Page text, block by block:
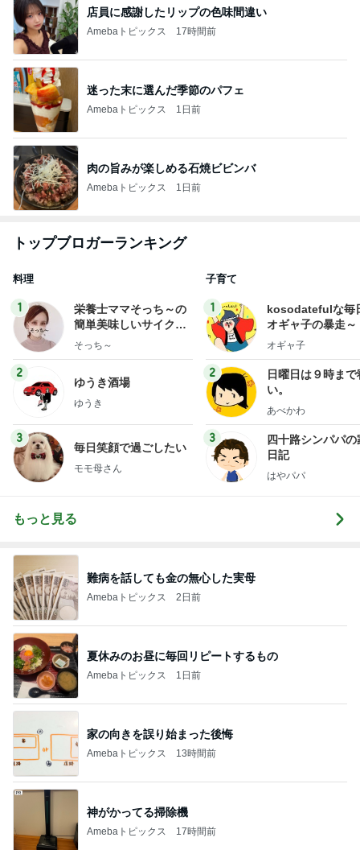
店員に感謝したリップの色味間違い
Amebaトピックス 17時間前
迷った末に選んだ季節のパフェ
Amebaトピックス 1日前
肉の旨みが楽しめる石焼ビビンバ
Amebaトピックス 1日前
トップブロガーランキング
料理
1
栄養士ママそっち～の
簡単美味しいサイクル
献立
そっち～
2
ゆうき酒場
ゆうき
3
毎日笑顔で過ごしたい
モモ母さん
子育て
1
kosodatefulな毎
オギャ子の暴走～
オギャ子
2
日曜日は９時まで
い。
あべかわ
3
四十路シンパパの
日記
はやパパ
もっと見る
難病を話しても金の無心した実母
Amebaトピックス 2日前
夏休みのお昼に毎回リピートするもの
Amebaトピックス 1日前
家の向きを誤り始まった後悔
Amebaトピックス 13時間前
神がかってる掃除機
Amebaトピックス 17時間前